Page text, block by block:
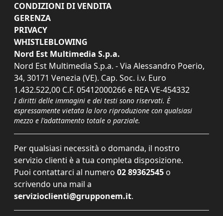
CONDIZIONI DI VENDITA
GERENZA
PRIVACY
WHISTLEBLOWING
Nord Est Multimedia S.p.a.
Nord Est Multimedia S.p.a. - Via Alessandro Poerio,
34, 30171 Venezia (VE). Cap. Soc. i.v. Euro
1.432.522,00 C.F. 05412000266 e REA VE-454332
I diritti delle immagini e dei testi sono riservati. È
espressamente vietata la loro riproduzione con qualsiasi
mezzo e l'adattamento totale o parziale.
Per qualsiasi necessità o domanda, il nostro
servizio clienti è a tua completa disposizione.
Puoi contattarci al numero 02 89362545 o
scrivendo una mail a
servizioclienti@grupponem.it.